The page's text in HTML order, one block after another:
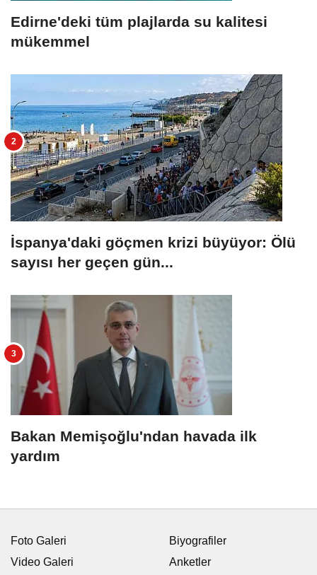
Edirne'deki tüm plajlarda su kalitesi
mükemmel
İspanya'daki göçmen krizi büyüyor: Ölü
sayısı her geçen gün...
Bakan Memişoğlu'ndan havada ilk
yardım
Foto Galeri
Video Galeri
Biyografiler
Anketler